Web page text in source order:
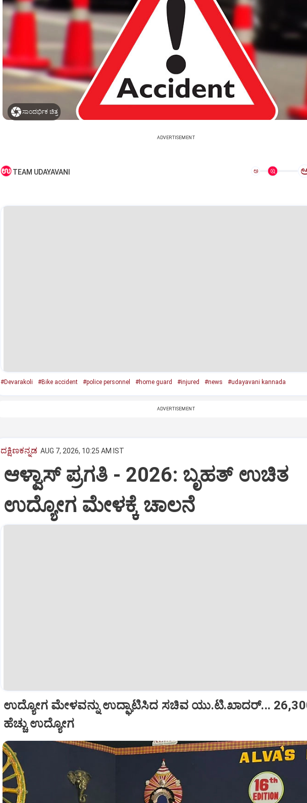
ಸಾಂದರ್ಭಿಕ ಚಿತ್ರ
ADVERTISEMENT
TEAM UDAYAVANI ಅ
#Devarakoli #Bike accident #police personnel #home guard #injured #news #udayavani kannada
ADVERTISEMENT
ದಕ್ಷಿಣಕನ್ನಡ AUG 7, 2026, 10:25 AM IST
ಆಳ್ವಾಸ್‌ ಪ್ರಗತಿ - 2026: ಬೃಹತ್ ಉಚಿತ
ಉದ್ಯೋಗ ಮೇಳಕ್ಕೆ ಚಾಲನೆ
ಉದ್ಯೋಗ ಮೇಳವನ್ನು ಉದ್ಘಾಟಿಸಿದ ಸಚಿವ ಯು.ಟಿ.ಖಾದರ್‌...
ಹೆಚ್ಚು ಉದ್ಯೋಗ